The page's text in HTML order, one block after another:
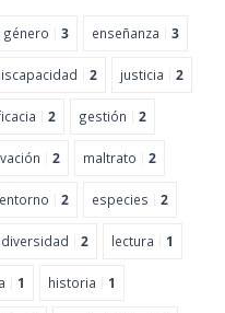
género 3 enseñanza 3
2 justicia 2
2 gestión 2
2 maltrato 2
entorno 2 especies 2
diversidad 2 lectura 1
1 historia 1